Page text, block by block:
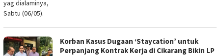
Korban Kasus Dugaan ‘Staycation’ untuk
Perpanjang Kontrak Kerja di Cikarang Bikin LP